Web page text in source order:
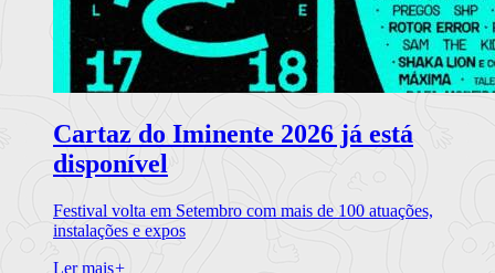
Cartaz do Iminente 2026 já está
disponível
Festival volta em Setembro com mais de 100 atuações,
instalações e expos
Ler mais+